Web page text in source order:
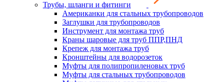
Трубы, шланги и фитинги
Американки для стальных трубопроводов
Заглушки для трубопроводов
Инструмент для монтажа труб
Краны шаровые для труб ППР,ПНД
Крепеж для монтажа труб
Кронштейны для водорозеток
Муфты для полипропиленовых труб
Муфты для стальных трубопроводов